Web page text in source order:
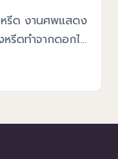
รีด งานศพแสดง
รีดทำจากดอกไม้